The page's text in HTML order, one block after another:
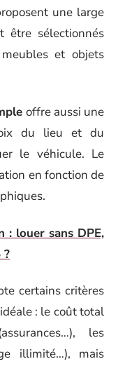
une large
être sélectionnés
et objets
offre aussi une
du lieu et du
le véhicule. Le
en fonction de
: louer sans DPE,
?
certains critères
: le coût total
les
illimité…), mais